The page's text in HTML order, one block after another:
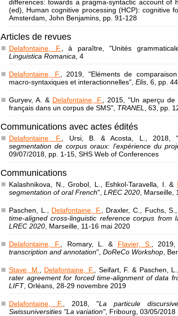
differences: towards a pragma-syntactic account of
(ed), Human cognitive processing (HCP): cognitive
Amsterdam, John Benjamins, pp. 91-128
Articles de revues
Delafontaine, F. , à paraître, "Unités
Linguistica Romanica , 4
Delafontaine, F.
, 2019, "Eléments de
macro-syntaxiques et interactionnelles", Elis , 6, pp.
Guryev, A. & Delafontaine, F.
, 2015, "Un aperçu
français dans un corpus de SMS", TRANEL , 63, pp.
Communications avec actes édités
Delafontaine, F. , Ursi, B. & Acosta, L., 2018, "
segmentation de corpus oraux: l’expérience du
09/07/2018, pp. 1-15, SHS Web of Conferences
Communications
Kalashnikova, N., Grobol, L., Eshkol-Taravella, I. &
segmentation of oral French", LREC 2020 ,
Paschen, L., Delafontaine, F. , Draxler, C., Fuchs, S.,
time-aligned cross-linguistic reference corpus from
LREC 2020 , Marseille, 11-16 mai 2020
Delafontaine, F. , Romary, L. & Flavier, S. ,
transcription and annotation", DoReCo Workshop ,
Stave, M. Delafontaine, F. , Seifart, F. & Paschen,
rater agreement for forced time-alignment of data
LIFT, Orléans, 28-29 novembre 2019
Delafontaine, F. , 2018, "La particule
Swissuniversities "La variation", Fribourg, 03/05/2018